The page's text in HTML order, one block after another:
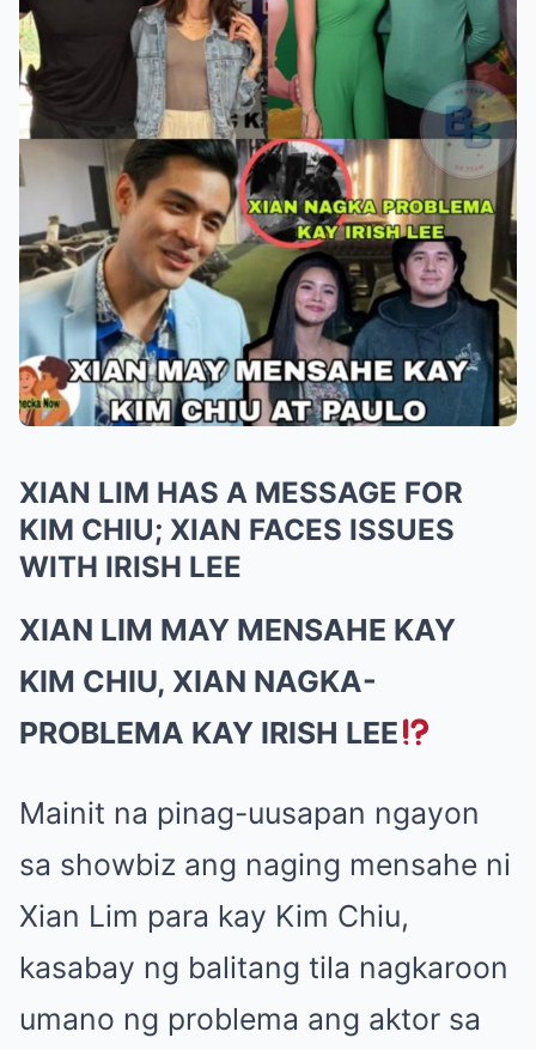
XIAN LIM HAS A MESSAGE FOR
KIM CHIU; XIAN FACES ISSUES
WITH IRISH LEE
XIAN LIM MAY MENSAHE KAY
KIM CHIU, XIAN NAGKA-
PROBLEMA KAY IRISH LEE
Mainit na pinag-uusapan ngayon
sa showbiz ang naging mensahe ni
Xian Lim para kay Kim Chiu,
kasabay ng balitang tila nagkaroon
umano ng problema ang aktor sa